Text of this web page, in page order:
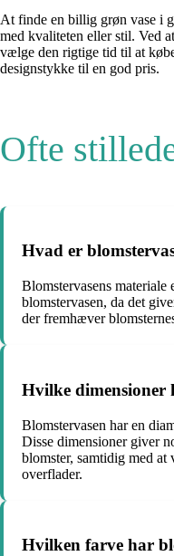
At finde en billig grøn vase i
med kvaliteten eller stil. Ved
vælge den rigtige tid til at
designstykke til en god pris.
Ofte
Hvad er
Blomstervasens
blomstervasen, da det
der fremhæver
Hvilke dimensioner
Blomstervasen har en
Disse dimensioner giver
blomster, samtidig med at
overflader.
Hvilken farve har